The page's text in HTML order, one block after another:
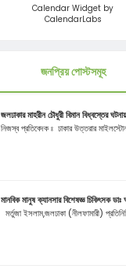
Calendar Widget by
CalendarLabs
জনপ্রিয় পোস্টসমূহ
জলঢাকার মাহরীন চৌধুরী বিমান বিধ্বস্তের
নিজস্ব প্রতিবেদক ঃ ঢাকার উত্তরার
মানবিক মানুষ ক্যানসার বিশেষজ্ঞ চিকিৎসক
মর্তুজা ইসলাম,জলঢাকা (নীলফামারী)